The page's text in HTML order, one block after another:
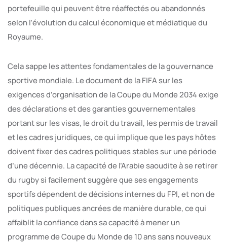
portefeuille qui peuvent être réaffectés ou abandonnés
selon l’évolution du calcul économique et médiatique du
Royaume.
Cela sappe les attentes fondamentales de la gouvernance
sportive mondiale. Le document de la FIFA sur les
exigences d’organisation de la Coupe du Monde 2034 exige
des déclarations et des garanties gouvernementales
portant sur les visas, le droit du travail, les permis de travail
et les cadres juridiques, ce qui implique que les pays hôtes
doivent fixer des cadres politiques stables sur une période
d’une décennie. La capacité de l’Arabie saoudite à se retirer
du rugby si facilement suggère que ses engagements
sportifs dépendent de décisions internes du FPI, et non de
politiques publiques ancrées de manière durable, ce qui
affaiblit la confiance dans sa capacité à mener un
programme de Coupe du Monde de 10 ans sans nouveaux